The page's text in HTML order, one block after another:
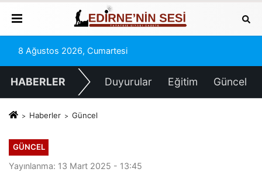
8 Ağustos 2026, Cumartesi
HABERLER Duyurular Eğitim Güncel
Haberler Güncel
GÜNCEL
Yayınlanma: 13 Mart 2025 - 13:45